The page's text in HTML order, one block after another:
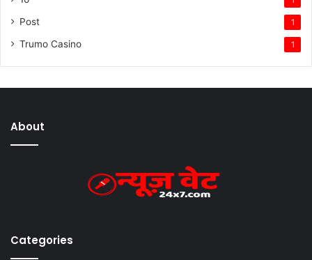
Post 1
Trumo Casino 1
About
Categories